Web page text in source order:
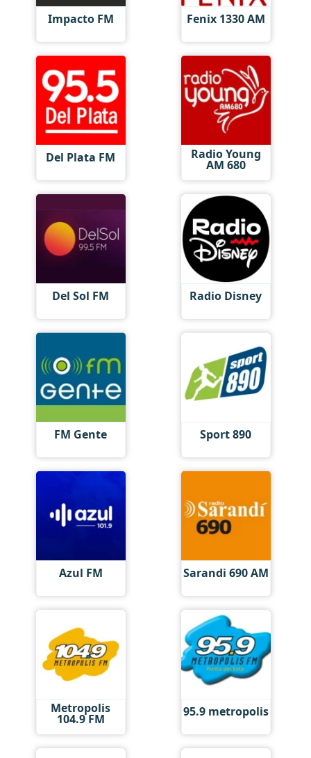
Impacto FM Fenix 1330 AM
Del Plata FM Radio Young
AM 680
Del Sol FM Radio Disney
FM Gente Sport 890
Azul FM Sarandi 690 AM
Metropolis
104.9 FM 95.9 metropolis